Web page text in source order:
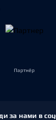
Партнёр
за нами в